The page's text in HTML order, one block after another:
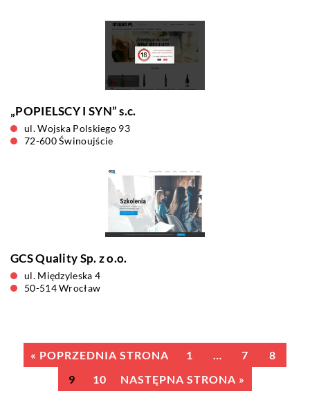
„POPIELSCY I SYN” s.c.
ul. Wojska Polskiego 93
72-600 Świnoujście
GCS Quality Sp. z o.o.
ul. Międzyleska 4
50-514 Wrocław
« POPRZEDNIA STRONA 1 7
8
9
10 NASTĘPNA STRONA »